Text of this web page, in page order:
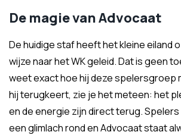
De magie van Advocaat
De huidige staf heeft het kleine eiland
wijze naar het WK geleid. Dat is geen
weet exact hoe hij deze spelersgroep
hij terugkeert, zie je het meteen: het
en de energie zijn direct terug.
een glimlach rond en Advocaat staat